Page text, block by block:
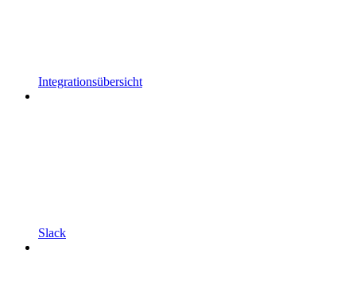
Integrationsübersicht
Slack